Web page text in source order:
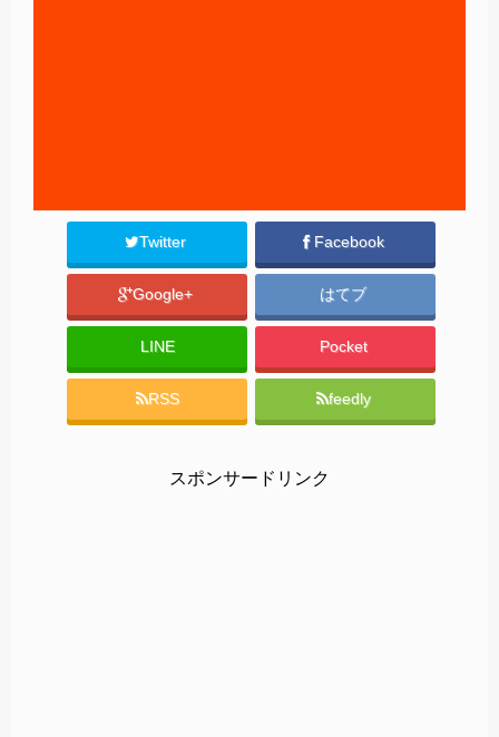
Twitter Facebook
Google+ はてブ
LINE Pocket
RSS feedly
スポンサードリンク